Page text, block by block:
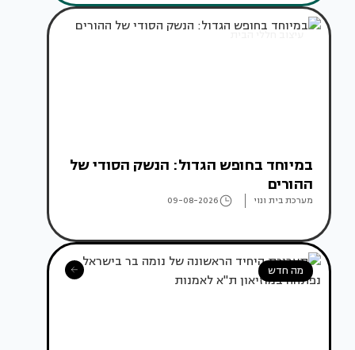
במיוחד בחופש הגדול: הנשק הסודי של
ההורים
מערכת בית ונוי 09-08-2026
מה חדש